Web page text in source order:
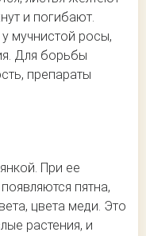
и погибают.
мучнистой росы,
Для борьбы
препараты
При ее
пятна,
цвета меди. Это
растения, и